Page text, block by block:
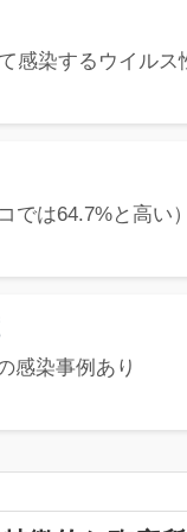
感染するウイルス
では64.7%と高い）
感染事例あり